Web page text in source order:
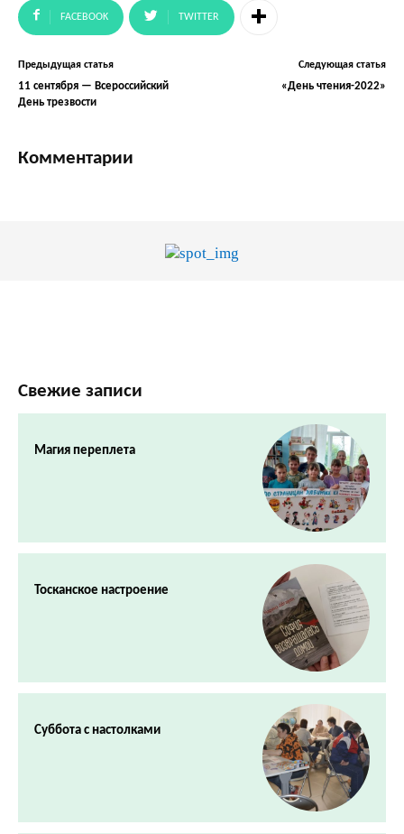
FACEBOOK TWITTER
Предыдущая статья
11 сентября — Всероссийский
День трезвости
Следующая статья
«День чтения-2022»
Комментарии
Свежие записи
Магия переплета
Тосканское настроение
Суббота с настолками